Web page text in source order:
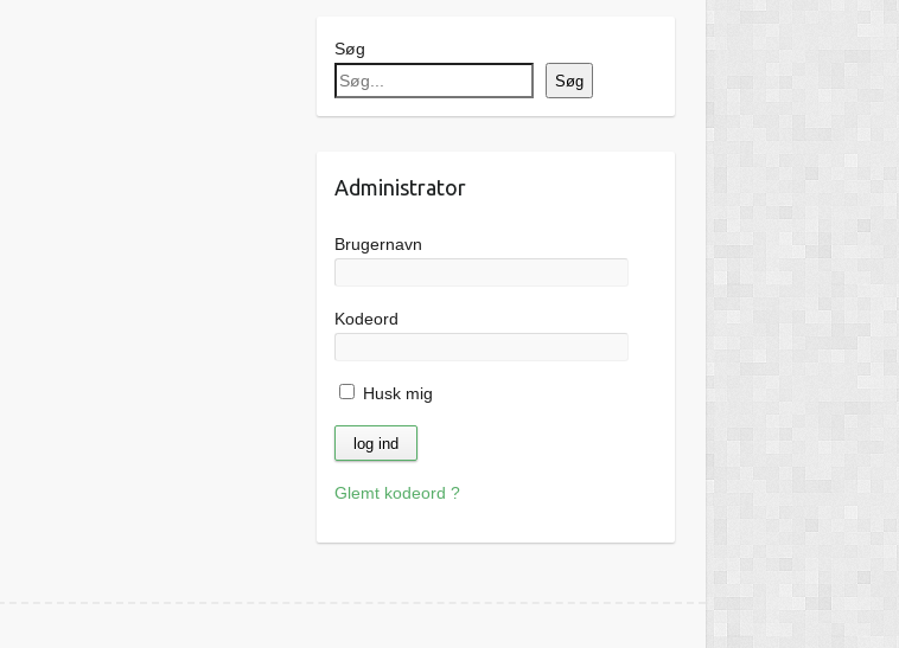
Søg
Søg
Administrator
Brugernavn
Kodeord
Husk mig
Glemt kodeord ?